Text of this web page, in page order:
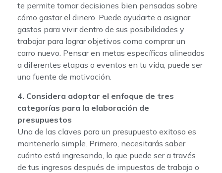
te permite tomar decisiones bien pensadas sobre
cómo gastar el dinero. Puede ayudarte a asignar
gastos para vivir dentro de sus posibilidades y
trabajar para lograr objetivos como comprar un
carro nuevo. Pensar en metas específicas alineadas
a diferentes etapas o eventos en tu vida, puede ser
una fuente de motivación.
4. Considera adoptar el enfoque de tres
categorías para la elaboración de
presupuestos
Una de las claves para un presupuesto exitoso es
mantenerlo simple. Primero, necesitarás saber
cuánto está ingresando, lo que puede ser a través
de tus ingresos después de impuestos de trabajo o